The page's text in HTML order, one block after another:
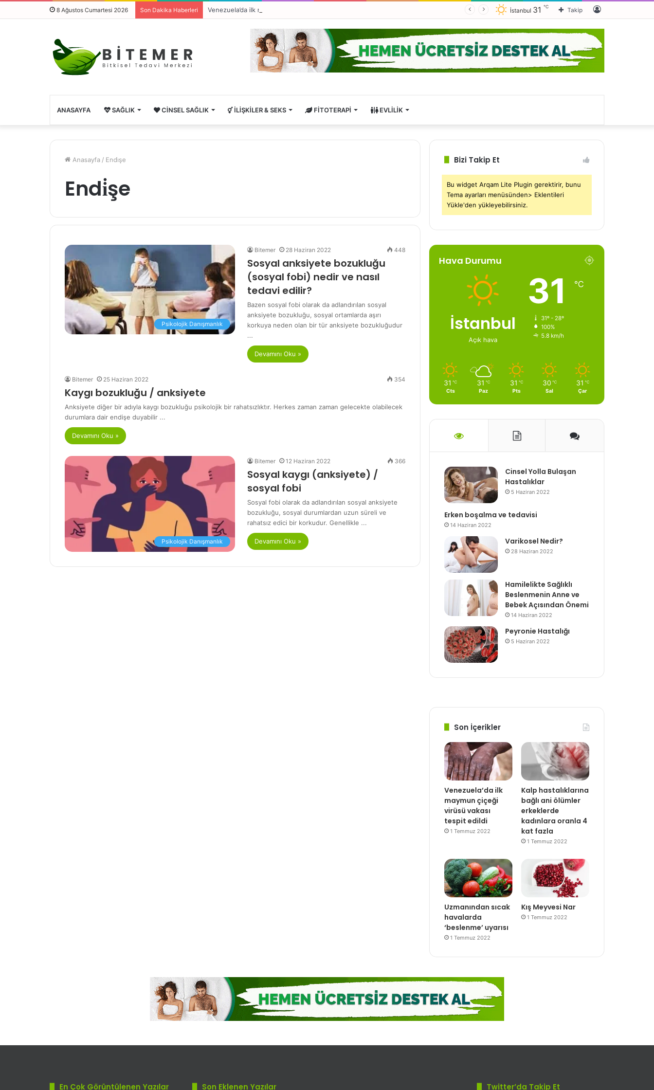
8 Ağustos Cumartesi 2026 Son Dakika Haberleri Venezuela’da ilk maymun çiçeği virüsü vakası tespit edildi
Kayıt
Ol
Takip
İstanbul 31 ℃
ANASAYFA SAĞLIK CINSEL SAĞLIK İLIŞKILER & SEKS FITOTERAPI EVLILIK
Anasayfa / Endi̇şe
Endi̇şe
Psikolojik Danışmanlık
Bitemer 28 Haziran 2022 448
Sosyal anksiyete bozukluğu
(sosyal fobi) nedir ve nasıl
tedavi edilir?
Bazen sosyal fobi olarak da adlandırılan sosyal
anksiyete bozukluğu, sosyal ortamlarda aşırı
korkuya neden olan bir tür anksiyete bozukluğudur
...
Devamını Oku »
Bitemer 25 Haziran 2022 354
Kaygı bozukluğu / anksiyete
Anksiyete diğer bir adıyla kaygı bozukluğu psikolojik bir rahatsızlıktır. Herkes zaman zaman gelecekte olabilecek
durumlara dair endişe duyabilir ...
Devamını Oku »
Psikolojik Danışmanlık
Bitemer 12 Haziran 2022 366
Sosyal kaygı (anksiyete) /
sosyal fobi
Sosyal fobi olarak da adlandırılan sosyal anksiyete
bozukluğu, sosyal durumlardan uzun süreli ve
rahatsız edici bir korkudur. Genellikle ...
Devamını Oku »
Bizi Takip Et
Bu widget Arqam Lite Plugin gerektirir, bunu
Tema ayarları menüsünden> Eklentileri
Yükle'den yükleyebilirsiniz.
Hava Durumu
İstanbul
Açık hava
31 ℃
31º - 28º
100%
5.8 km/h
31 ℃
Cts
31 ℃
Paz
31 ℃
Pts
30 ℃
Sal
31 ℃
Çar
Cinsel Yolla Bulaşan
Hastalıklar
5 Haziran 2022
Erken boşalma ve tedavisi
14 Haziran 2022
Varikosel Nedir?
28 Haziran 2022
Hamilelikte Sağlıklı
Beslenmenin Anne ve
Bebek Açısından Önemi
14 Haziran 2022
Peyronie Hastalığı
5 Haziran 2022
Son İçerikler
Venezuela’da ilk
maymun çiçeği
virüsü vakası
tespit edildi
1 Temmuz 2022
Kalp hastalıklarına
bağlı ani ölümler
erkeklerde
kadınlara oranla 4
kat fazla
1 Temmuz 2022
Uzmanından sıcak
havalarda
‘beslenme’ uyarısı
1 Temmuz 2022
Kış Meyvesi Nar
1 Temmuz 2022
En Çok Görüntülenen Yazılar Son Eklenen Yazılar Twitter’da Takip Et